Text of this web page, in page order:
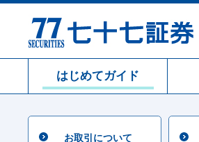
はじめてガイド
お取引について